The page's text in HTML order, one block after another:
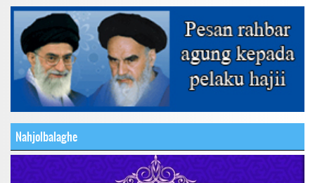
Nahjolbalaghe